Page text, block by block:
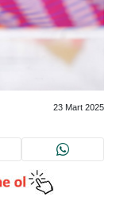
23 Mart 2025